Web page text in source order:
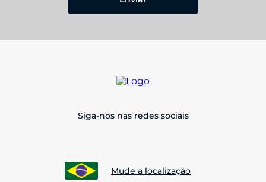
Siga-nos nas redes sociais
Mude a localização